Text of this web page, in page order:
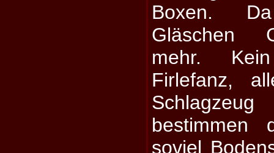
Boxen.
Gläschen
mehr. Kein
Firlefanz,
bestimmen
soviel